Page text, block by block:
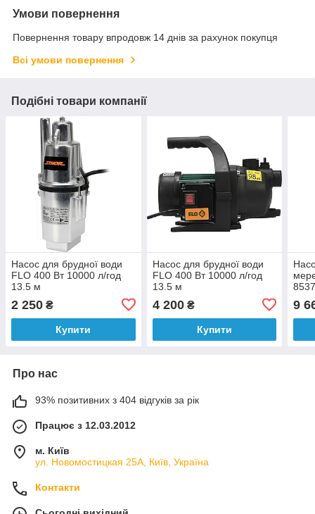
Умови повернення
Повернення товару впродовж 14 днів за рахунок покупця
Всі умови повернення
Подібні товари компанії
Насос для брудної води
FLO 400 Вт 10000 л/год
13.5 м
2 250 ₴
Купити
Насос для брудної води
FLO 400 Вт 10000 л/год
13.5 м
4 200₴
Купити
м,
9
Про нас
93% позитивних з 404 відгуків за рік
Працює з 12.03.2012
м. Київ
ул. Новомостицкая 25А, Київ, Україна
Контакти